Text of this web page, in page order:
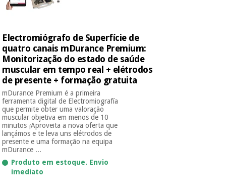
Electromiógrafo de Superfície de
quatro canais mDurance Premium:
Monitorização do estado de saúde
muscular em tempo real + elétrodos
de presente + formação gratuita
mDurance Premium é a primeira
ferramenta digital de Electromiografía
que permite obter uma valoração
muscular objetiva em menos de 10
minutos ¡Aproveita a nova oferta que
lançámos e te leva uns elétrodos de
presente e uma formação na equipa
mDurance ...
Produto em estoque. Envio
imediato